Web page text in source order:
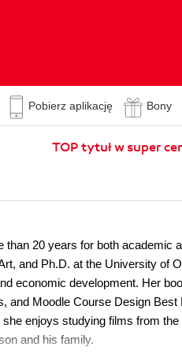
Pobierz aplikację Bony
TOP tytuł w super
than 20 years for both academic
and Ph.D. at the University of
economic development. Her
and Moodle Course Design Best
enjoys studying films from the
and his family.